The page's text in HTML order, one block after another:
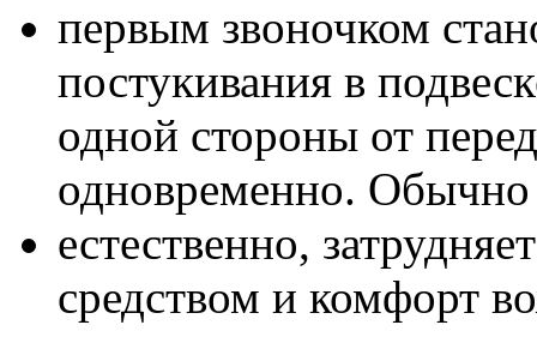
первым звоночком
постукивания в
одной стороны от
одновременно. Обычно
естественно,
средством и комфорт